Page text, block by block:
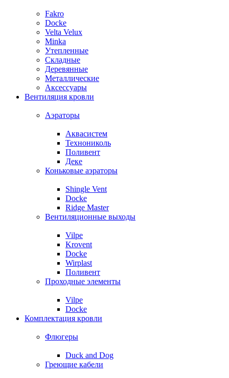
Fakro
Docke
Velta Velux
Minka
Утепленные
Складные
Деревянные
Металлические
Аксессуары
Вентиляция кровли
Аэраторы
Аквасистем
Технониколь
Поливент
Деке
Коньковые аэраторы
Shingle Vent
Docke
Ridge Master
Вентиляционные выходы
Vilpe
Krovent
Docke
Wirplast
Поливент
Проходные элементы
Vilpe
Docke
Комплектация кровли
Флюгеры
Duck and Dog
Греющие кабели